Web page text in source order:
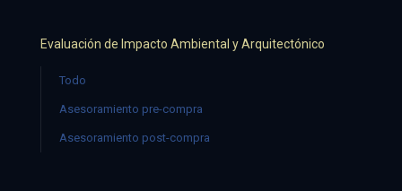
Evaluación de Impacto Ambiental y Arquitectónico
Todo
Asesoramiento pre-compra
Asesoramiento post-compra